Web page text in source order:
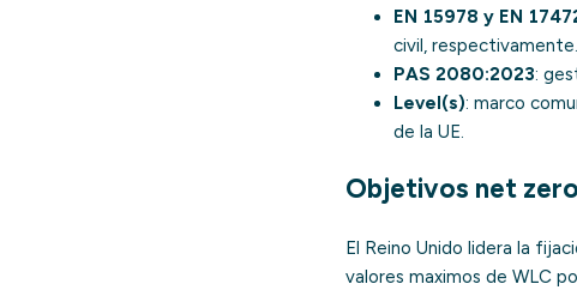
EN 15978 y EN
civil, respectivamente.
PAS 2080:2023:
Level(s): marco
de la UE.
Objetivos net zero
El Reino Unido lidera la
valores maximos de WLC